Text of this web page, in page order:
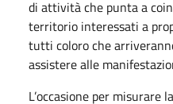
di attività che punta a
territorio interessati a
tutti coloro che
assistere alle
L’occasione per misurare